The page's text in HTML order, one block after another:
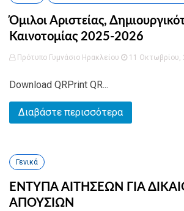
Όμιλοι Αριστείας,
Καινοτομίας 2025-2026
Πρότυπο Γυμνάσιο Ηρακλείου 11 Οκτωβρίου,
Download QRPrint QR...
Διαβάστε περισσότερα
Γενικά
ΕΝΤΥΠΑ ΑΙΤΗΣΕΩΝ ΓΙΑ
ΑΠΟΥΣΙΩΝ